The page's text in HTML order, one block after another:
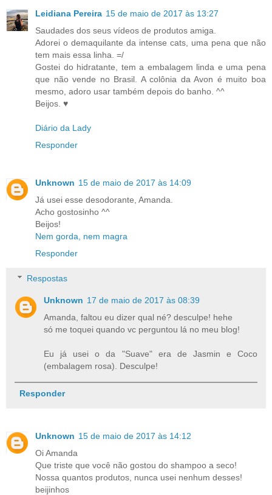
Leidiana Pereira 15 de maio de 2017 às 13:27
Saudades dos seus vídeos de produtos amiga.
Adorei o demaquilante da intense cats, uma pena que não
tem mais essa linha. =/
Gostei do hidratante, tem a embalagem linda e uma pena
que não vende no Brasil. A colônia da Avon é muito boa
mesmo, adoro usar também depois do banho. ^^
Beijos. ♥
Diário da Lady
Responder
Unknown 15 de maio de 2017 às 14:09
Já usei esse desodorante, Amanda.
Acho gostosinho ^^
Beijos!
Nem gorda, nem magra
Responder
Respostas
Unknown 17 de maio de 2017 às 08:39
Amanda, faltou eu dizer qual né? desculpe! hehe
só me toquei quando vc perguntou lá no meu blog!
Eu já usei o da "Suave" era de Jasmin e Coco
(embalagem rosa). Desculpe!
Responder
Unknown 15 de maio de 2017 às 14:12
Oi Amanda
Que triste que você não gostou do shampoo a seco!
Nossa quantos produtos, nunca usei nenhum desses!
beijinhos